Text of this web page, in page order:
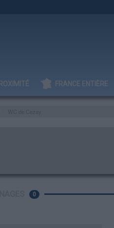
FRANCE ENTIÈRE
0